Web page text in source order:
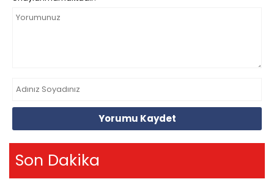
Yorumu Kaydet
Son Dakika